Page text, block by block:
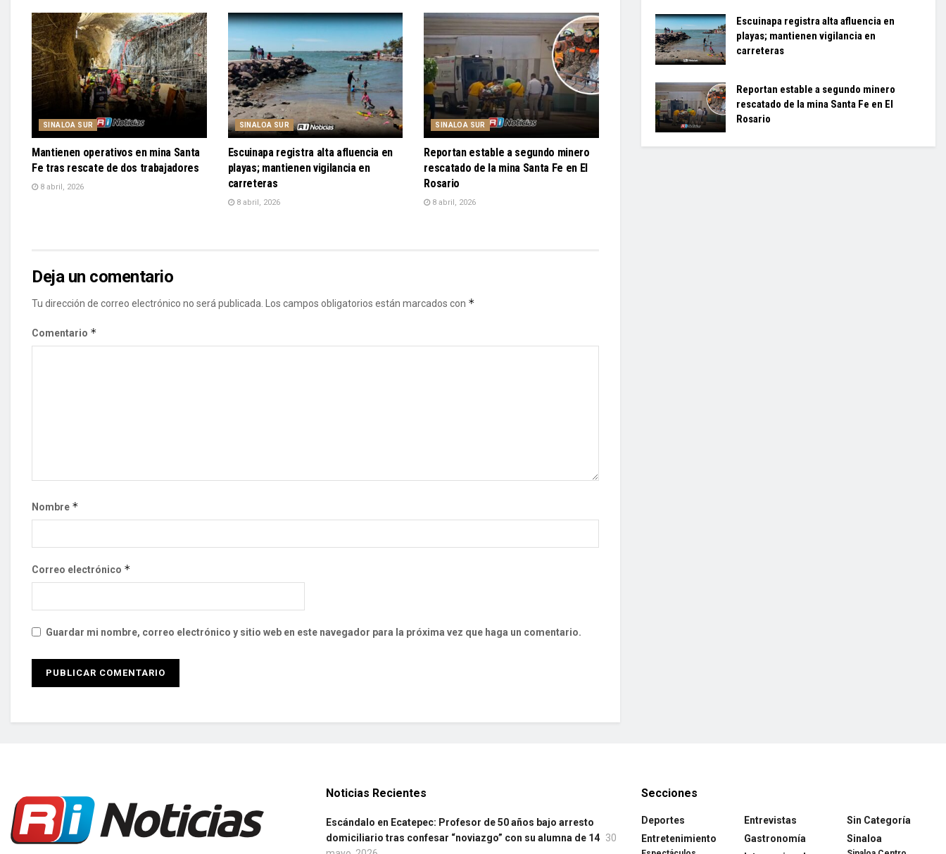
SINALOA SUR
Mantienen operativos en mina Santa
Fe tras rescate de dos trabajadores
8 abril, 2026
SINALOA SUR
Escuinapa registra alta afluencia en
playas; mantienen vigilancia en
carreteras
8 abril, 2026
SINALOA SUR
Reportan estable a segundo minero
rescatado de la mina Santa Fe en El
Rosario
8 abril, 2026
Deja un comentario
Tu dirección de correo electrónico no será publicada. Los campos obligatorios están marcados con *
Comentario *
Nombre *
Correo electrónico *
Guardar mi nombre, correo electrónico y sitio web en este navegador para la próxima vez que haga un comentario.
Escuinapa registra alta afluencia en
playas; mantienen vigilancia en
carreteras
Reportan estable a segundo minero
rescatado de la mina Santa Fe en El
Rosario
Noticias Recientes
Escándalo en Ecatepec: Profesor de 50 años bajo arresto
domiciliario tras confesar “noviazgo” con su alumna de 14 30
Secciones
Deportes
Entretenimiento
Entrevistas
Gastronomía
Sin Categoría
Sinaloa